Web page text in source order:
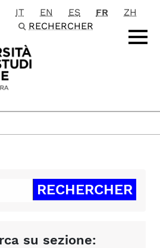
principale
IT EN ES FR
ZH
RECHERCHER
su sezione: